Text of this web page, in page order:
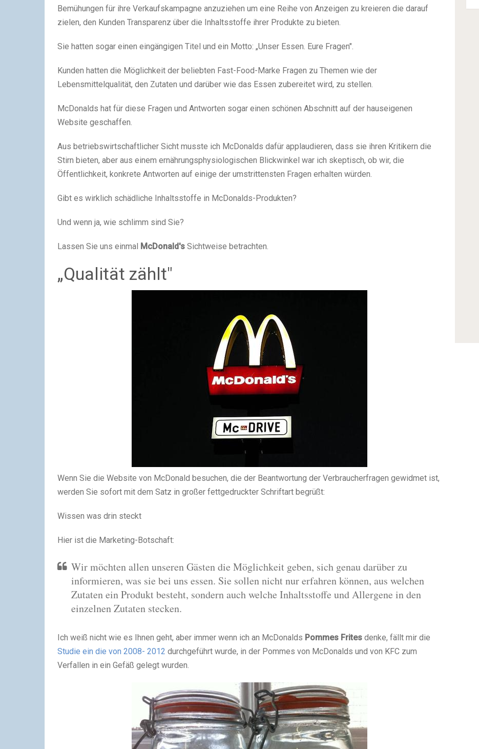
Bemühungen für ihre Verkaufskampagne anzuziehen um eine Reihe von Anzeigen zu kreieren die darauf
zielen, den Kunden Transparenz über die Inhaltsstoffe ihrer Produkte zu bieten.
Sie hatten sogar einen eingängigen Titel und ein Motto: „Unser Essen. Eure Fragen".
Kunden hatten die Möglichkeit der beliebten Fast-Food-Marke Fragen zu Themen wie der
Lebensmittelqualität, den Zutaten und darüber wie das Essen zubereitet wird, zu stellen.
McDonalds hat für diese Fragen und Antworten sogar einen schönen Abschnitt auf der hauseigenen
Website geschaffen.
Aus betriebswirtschaftlicher Sicht musste ich McDonalds dafür applaudieren, dass sie ihren Kritikern die
Stirn bieten, aber aus einem ernährungsphysiologischen Blickwinkel war ich skeptisch, ob wir, die
Öffentlichkeit, konkrete Antworten auf einige der umstrittensten Fragen erhalten würden.
Gibt es wirklich schädliche Inhaltsstoffe in McDonalds-Produkten?
Und wenn ja, wie schlimm sind Sie?
Lassen Sie uns einmal McDonald's Sichtweise betrachten.
„Qualität zählt"
Wenn Sie die Website von McDonald besuchen, die der Beantwortung der Verbraucherfragen gewidmet ist,
werden Sie sofort mit dem Satz in großer fettgedruckter Schriftart begrüßt:
Wissen was drin steckt
Hier ist die Marketing-Botschaft:
Wir möchten allen unseren Gästen die Möglichkeit geben, sich genau darüber zu
informieren, was sie bei uns essen. Sie sollen nicht nur erfahren können, aus welchen
Zutaten ein Produkt besteht, sondern auch welche Inhaltsstoffe und Allergene in den
einzelnen Zutaten stecken.
Ich weiß nicht wie es Ihnen geht, aber immer wenn ich an McDonalds Pommes Frites denke, fällt mir die
Studie ein die von 2008- 2012 durchgeführt wurde, in der Pommes von McDonalds und von KFC zum
Verfallen in ein Gefäß gelegt wurden.